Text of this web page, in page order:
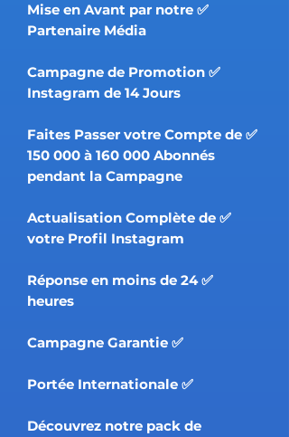
✅ Mise en Avant par notre
Partenaire Média
✅ Campagne de Promotion
Instagram de 14 Jours
✅ Faites Passer votre Compte de
150 000 à 160 000 Abonnés
pendant la Campagne
✅ Actualisation Complète de
votre Profil Instagram
✅ Réponse en moins de 24
heures
✅ Campagne Garantie
✅ Portée Internationale
Découvrez notre pack de